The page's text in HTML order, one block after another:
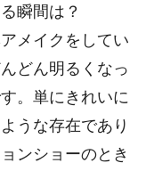
瞬間は？
メイクをしてい
どん明るくなっ
。単にきれいに
うな存在であり
ンショーのとき